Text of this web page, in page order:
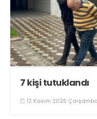
7 kişi tutuklandı
12 Kasım 2025 Çarşamba